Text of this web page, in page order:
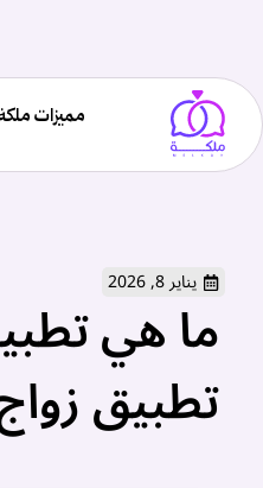
مميزات
يناير 8, 2026
ما هي
تطبيق